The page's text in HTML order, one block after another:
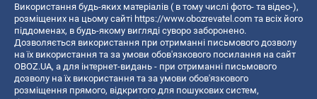
Використання будь-яких матеріалів ( в тому числі фото- та відео-),
розміщених на цьому сайті https://www.obozrevatel.com та всіх його
піддоменах, в будь-якому вигляді суворо заборонено.
Дозволяється використання при отриманні письмового дозволу
на їх використання та за умови обов'язкового посилання на сайт
OBOZ.UA, а для інтернет-видань - при отриманні письмового
дозволу на їх використання та за умови обов'язкового
розміщення прямого, відкритого для пошукових систем,